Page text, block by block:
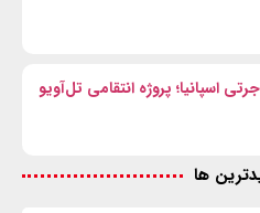
اسپانیا؛ پروژه انتقامی تل‌آویو
ها